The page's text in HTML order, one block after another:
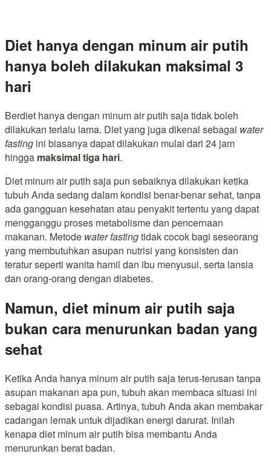
Diet hanya dengan minum air putih
hanya boleh dilakukan maksimal 3
hari
Berdiet hanya dengan minum air putih saja tidak boleh
dilakukan terlalu lama. Diet yang juga dikenal sebagai water
fasting ini biasanya dapat dilakukan mulai dari 24 jam
hingga maksimal tiga hari.
Diet minum air putih saja pun sebaiknya dilakukan ketika
tubuh Anda sedang dalam kondisi benar-benar sehat, tanpa
ada gangguan kesehatan atau penyakit tertentu yang dapat
mengganggu proses metabolisme dan pencernaan
makanan. Metode water fastingtidak cocok bagi seseorang
yang membutuhkan asupan nutrisi yang konsisten dan
teratur seperti wanita hamil dan ibu menyusui, serta lansia
dan orang-orang dengan diabetes.
Namun, diet minum air putih saja
bukan cara menurunkan badan yang
sehat
Ketika Anda hanya minum air putih saja terus-terusan tanpa
asupan makanan apa pun, tubuh akan membaca situasi ini
sebagai kondisi puasa. Artinya, tubuh Anda akan membakar
cadangan lemak untuk dijadikan energi darurat. Inilah
kenapa diet minum air putih bisa membantu Anda
menurunkan berat badan.